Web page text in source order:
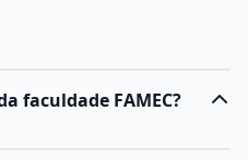
faculdade FAMEC?